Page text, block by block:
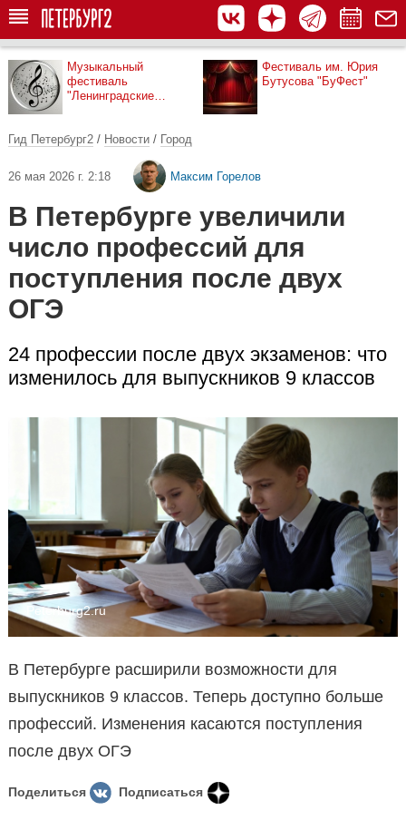
Музыкальный
фестиваль
"Ленинградские
Фестиваль им. Юрия
Бутусова "БуФест"
Гид Петербург2 / Новости / Город
26 мая 2026 г. 2:18 Максим Горелов
В Петербурге увеличили
число профессий для
поступления после двух
ОГЭ
24 профессии после двух экзаменов: что
изменилось для выпускников 9 классов
Peterburg2.ru
В Петербурге расширили возможности для
выпускников 9 классов. Теперь доступно больше
профессий. Изменения касаются поступления
после двух ОГЭ
Поделиться Подписаться